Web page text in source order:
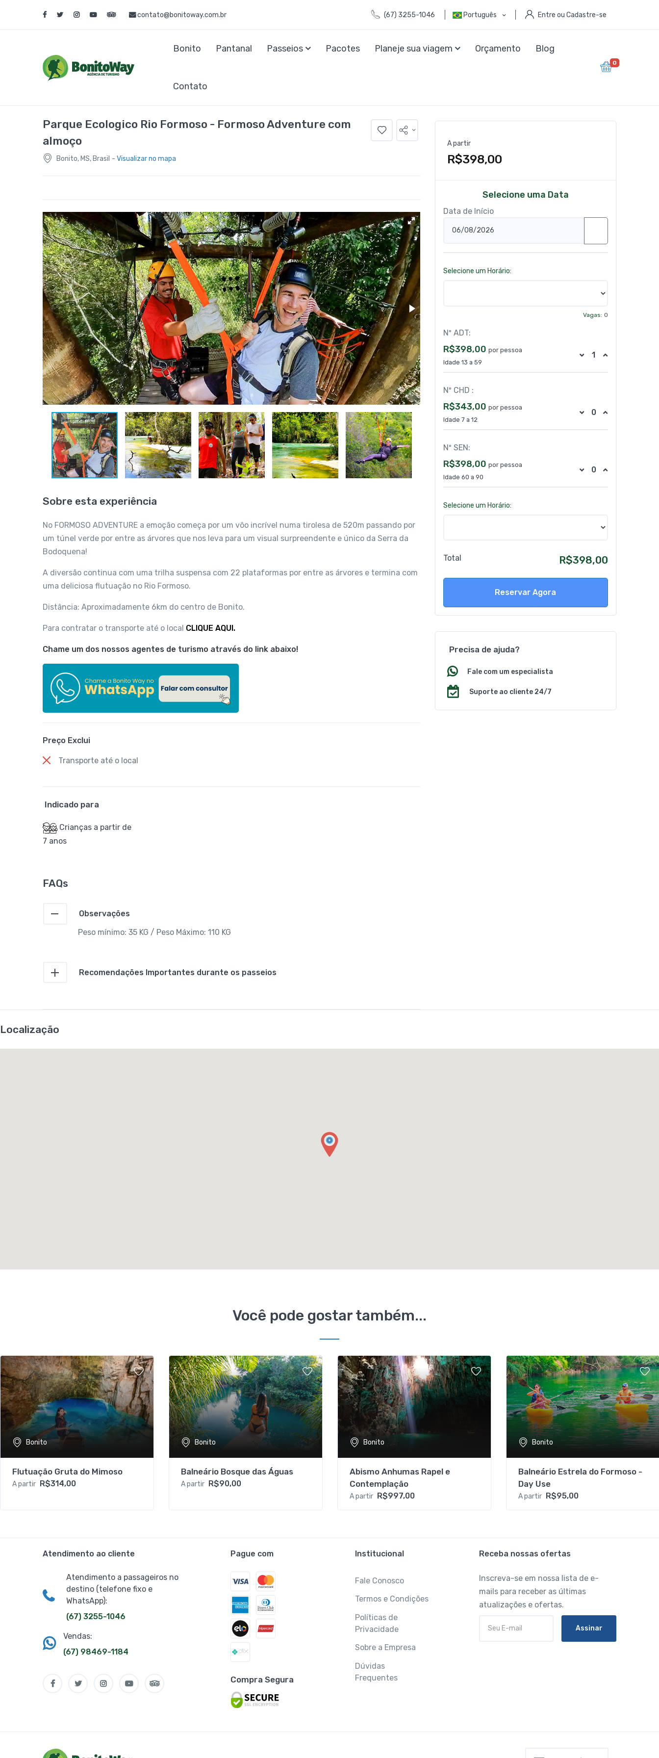
contato@bonitoway.com.br (67) 3255-1046 Português Entre ou Cadastre-se
Bonito Pantanal Passeios Pacotes Planeje sua viagem Orçamento Blog
Contato
0
Parque Ecologico Rio Formoso - Formoso Adventure com
almoço
Bonito, MS, Brasil - Visualizar no mapa
Sobre esta experiência
No FORMOSO ADVENTURE a emoção começa por um vôo incrível numa tirolesa de 520m passando por
um túnel verde por entre as árvores que nos leva para um visual surpreendente e único da Serra da
Bodoquena!
A diversão continua com uma trilha suspensa com 22 plataformas por entre as árvores e termina com
uma deliciosa flutuação no Rio Formoso.
Distância: Aproximadamente 6km do centro de Bonito.
Para contratar o transporte até o local CLIQUE AQUI.
Chame um dos nossos agentes de turismo através do link abaixo!
Preço Exclui
Transporte até o local
Indicado para
Crianças a partir de
7 anos
FAQs
Observações
Peso mínimo: 35 KG / Peso Máximo: 110 KG
Recomendações Importantes durante os passeios
A partir
R$398,00
Selecione uma Data
Data de Início
Selecione um Horário:
Vagas: 0
Nº ADT:
R$398,00 por pessoa
Idade 13 a 59
Nº CHD :
R$343,00 por pessoa
Idade 7 a 12
Nº SEN:
R$398,00 por pessoa
Idade 60 a 90
Selecione um Horário:
Total R$398,00
Reservar Agora
Precisa de ajuda?
Fale com um especialista
Suporte ao cliente 24/7
Localização
Você pode gostar também...
Bonito
Flutuação Gruta do Mimoso
A partir R$314,00
Bonito
Balneário Bosque das Águas
A partir R$90,00
Bonito
Abismo Anhumas Rapel e
Contemplação
A partir R$997,00
Bonito
Balneário Estrela do Formoso -
Day Use
A partir R$95,00
Atendimento ao cliente
Atendimento a passageiros no
destino (telefone fixo e
WhatsApp):
(67) 3255-1046
Vendas:
(67) 98469-1184
Pague com
Compra Segura
Institucional
Fale Conosco
Termos e Condições
Políticas de
Privacidade
Sobre a Empresa
Dúvidas
Frequentes
Receba nossas ofertas
Inscreva-se em nossa lista de e-
mails para receber as últimas
atualizações e ofertas.
Assinar